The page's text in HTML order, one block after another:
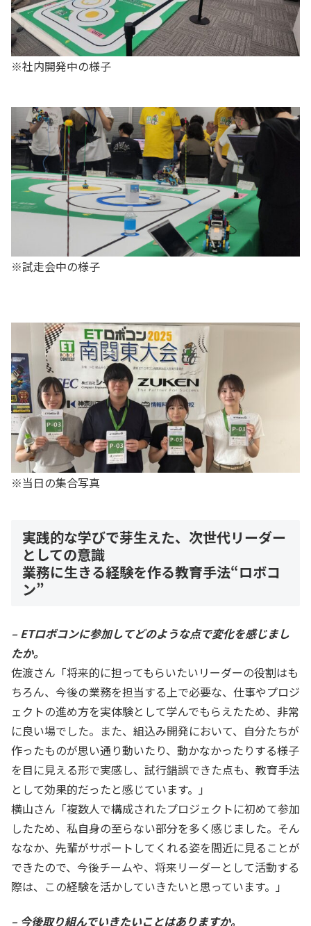
※社内開発中の様子
※試走会中の様子
※当日の集合写真
実践的な学びで芽生えた、次世代リーダー
としての意識
業務に生きる経験を作る教育手法“ロボコ
ン”
– ETロボコンに参加してどのような点で変化を感じまし
たか。
佐渡さん「将来的に担ってもらいたいリーダーの役割はも
ちろん、今後の業務を担当する上で必要な、仕事やプロジ
ェクトの進め方を実体験として学んでもらえたため、非常
に良い場でした。また、組込み開発において、自分たちが
作ったものが思い通り動いたり、動かなかったりする様子
を目に見える形で実感し、試行錯誤できた点も、教育手法
として効果的だったと感じています。」
横山さん「複数人で構成されたプロジェクトに初めて参加
したため、私自身の至らない部分を多く感じました。そん
ななか、先輩がサポートしてくれる姿を間近に見ることが
できたので、今後チームや、将来リーダーとして活動する
際は、この経験を活かしていきたいと思っています。」
– 今後取り組んでいきたいことはありますか。